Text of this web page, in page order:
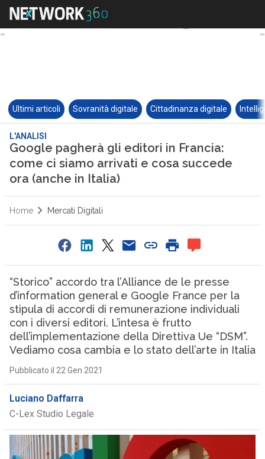
Ultimi articoli Sovranità digitale Cittadinanza digitale
L'ANALISI
Google pagherà gli editori in Francia:
come ci siamo arrivati e cosa succede
ora (anche in Italia)
Home Mercati Digitali
“Storico” accordo tra l’Alliance de le presse
d’information general e Google France per la
stipula di accordi di remunerazione individuali
con i diversi editori. L’intesa è frutto
dell’implementazione della Direttiva Ue “DSM”.
Vediamo cosa cambia e lo stato dell’arte in Italia
Pubblicato il 22 Gen 2021
Luciano Daffarra
C-Lex Studio Legale